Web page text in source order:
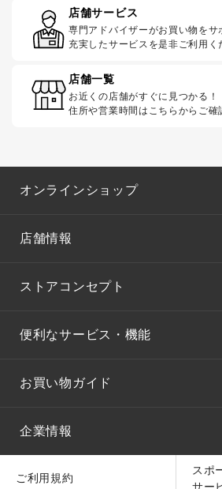
店舗サービス
専門アドバイザーがお買い物をサ
充実したサービスを是非ご利用く
店舗一覧
お近くの店舗がすぐに見つかる！
住所や営業時間はこちらからご確
オンラインショップ
店舗情報
ストアコンセプト
便利なサービス・機能
お買い物ガイド
企業情報
ご利用規約
スポ
サー